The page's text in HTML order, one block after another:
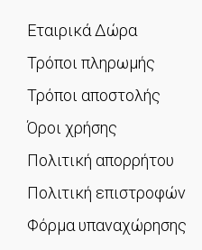
Εταιρικά Δώρα
Τρόποι πληρωμής
Τρόποι αποστολής
Όροι χρήσης
Πολιτική απορρήτου
Πολιτική επιστροφών
Φόρμα υπαναχώρησης